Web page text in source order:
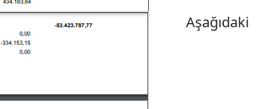
Aşağıdaki